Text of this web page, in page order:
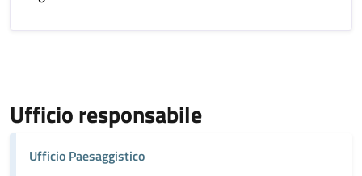
Ufficio responsabile
Ufficio Paesaggistico